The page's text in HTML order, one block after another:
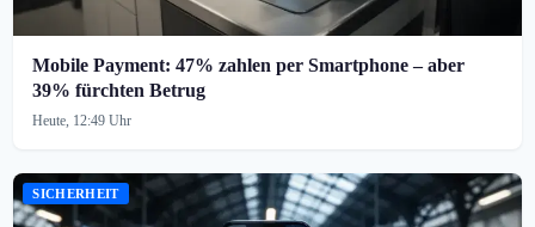
Mobile Payment: 47% zahlen per Smartphone – aber
39% fürchten Betrug
Heute, 12:49 Uhr
SICHERHEIT